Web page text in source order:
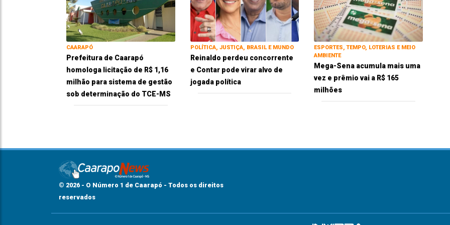
CAARAPÓ
Prefeitura de Caarapó
homologa licitação de R$ 1,16
milhão para sistema de gestão
sob determinação do TCE-MS
POLÍTICA, JUSTIÇA, BRASIL E MUNDO
Reinaldo perdeu concorrente
e Contar pode virar alvo de
jogada política
ESPORTES, TEMPO, LOTERIAS E MEIO
AMBIENTE
Mega-Sena acumula mais uma
vez e prêmio vai a R$ 165
milhões
© 2026 - O Número 1 de Caarapó - Todos os direitos
reservados